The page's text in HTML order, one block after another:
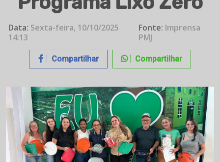
Data: Sexta-feira, 10/10/2025
14:13
Fonte: Imprensa
PMJ
Compartilhar Compartilhar